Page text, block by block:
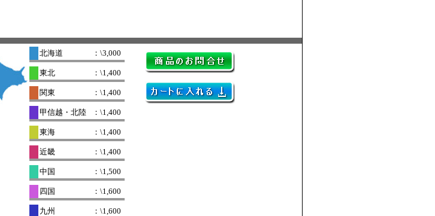
北海道 ：\3,000
東北 ：\1,400
関東 ：\1,400
甲信越・北陸 ：\1,400
東海 ：\1,400
近畿 ：\1,400
中国 ：\1,500
四国 ：\1,600
九州 ：\1,600